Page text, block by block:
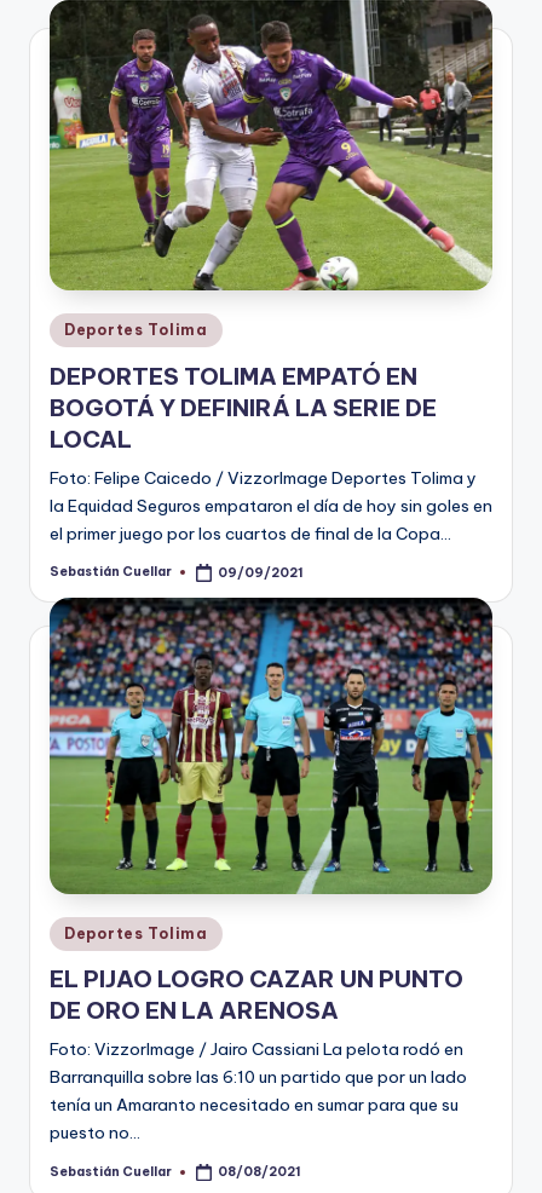
V
n
o
ti
n
t
o
Publicado
en
Deportes Tolima
DEPORTES TOLIMA EMPATÓ EN
BOGOTÁ Y DEFINIRÁ LA SERIE DE
LOCAL
Foto: Felipe Caicedo / VizzorImage Deportes Tolima y
la Equidad Seguros empataron el día de hoy sin goles en
el primer juego por los cuartos de final de la Copa…
Publicado
Sebastián Cuellar 09/09/2021
Publicado
en
Deportes Tolima
EL PIJAO LOGRO CAZAR UN PUNTO
DE ORO EN LA ARENOSA
Foto: VizzorImage / Jairo Cassiani La pelota rodó en
Barranquilla sobre las 6:10 un partido que por un lado
tenía un Amaranto necesitado en sumar para que su
puesto no…
Publicado
Sebastián Cuellar 08/08/2021